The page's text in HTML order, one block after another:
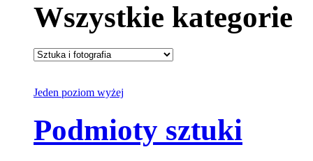
Wszystkie kategorie
Jeden poziom wyżej
Podmioty sztuki